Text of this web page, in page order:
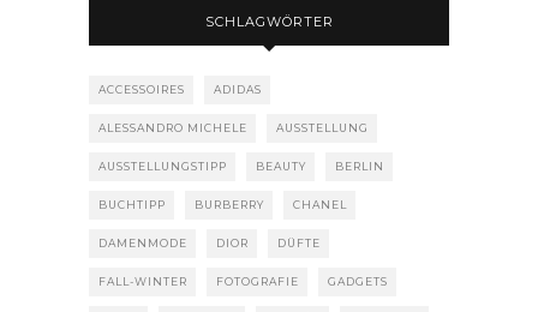
SCHLAGWÖRTER
ACCESSOIRES ADIDAS
ALESSANDRO MICHELE AUSSTELLUNG
AUSSTELLUNGSTIPP BEAUTY BERLIN
BUCHTIPP BURBERRY CHANEL
DAMENMODE DIOR DÜFTE
FALL-WINTER FOTOGRAFIE GADGETS